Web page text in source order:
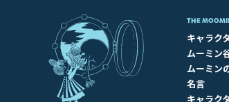
THE
キャラク
ムーミン
ムーミン
名言
キャラク